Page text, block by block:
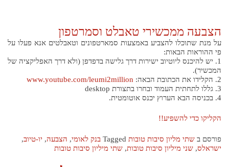
הצבעה ממכשירי טאבלט וסמרטפון
על מנת שתוכלו להצביע באמצעות סמארטפונים וטאבלטים אנא פעלו על
פי ההוראות הבאות:
1. יש להיכנס ליוטיוב ישירות דרך גלישה בדפדפן (ולא דרך האפליקציה של
המכשיר).
2. הקלידו את הכתובת הבאה:
www.youtube.com/leumi2million
3. גללו לתחתית העמוד ובחרו בתצורת desktop
4. בכניסה הבא הערוץ יכנס אוטומטית.
הקליקו כדי להשפיע!!
פורסם ב שתי מליון סיבות טובות Tagged בנק לאומי, הצבעה, יו-טיוב,
ישראלס, שני מיליון סיבות טובות, שתי מיליון סיבות טובות